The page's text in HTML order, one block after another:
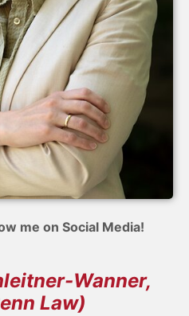
me on Social Media!
Wanner,
Law)